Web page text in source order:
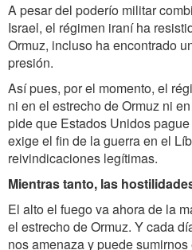
A pesar del poderío militar
Israel, el régimen iraní ha
Ormuz, incluso ha encontrado
presión.
Así pues, por el momento, el
ni en el estrecho de Ormuz ni
pide que Estados Unidos
exige el fin de la guerra en el
reivindicaciones legítimas.
Mientras tanto, las
El alto el fuego va ahora de la
el estrecho de Ormuz. Y cada
nos amenaza y puede